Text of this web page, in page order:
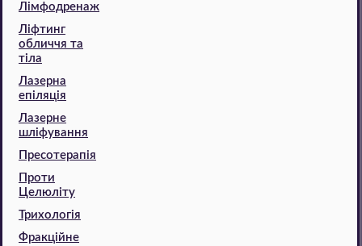
Лімфодренаж
Ліфтинг
обличчя та
тіла
Лазерна
епіляція
Лазерне
шліфування
Пресотерапія
Проти
Целюліту
Трихологія
Фракційне